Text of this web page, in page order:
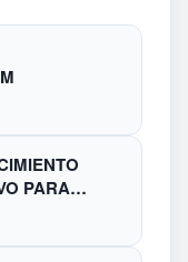
PARA